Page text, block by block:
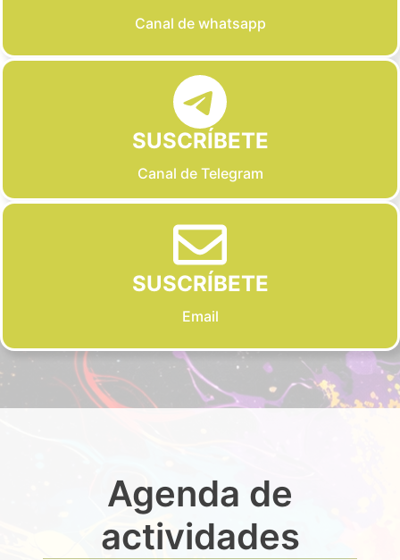
Canal de whatsapp
SUSCRÍBETE
Canal de Telegram
SUSCRÍBETE
Email
Agenda de
actividades